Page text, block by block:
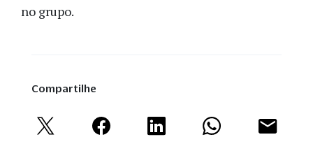
no grupo.
Compartilhe